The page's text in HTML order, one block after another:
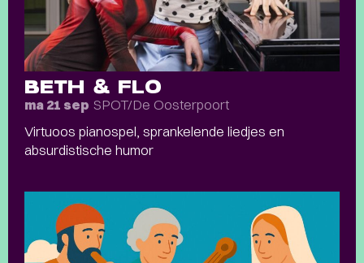
BETH & FLO
ma 21 sep SPOT/De Oosterpoort
Virtuoos pianospel, sprankelende liedjes en
absurdistische humor